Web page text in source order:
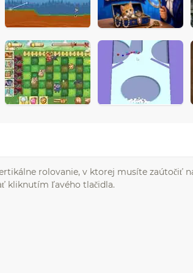
rolovanie, v ktorej musíte zaútočiť
kliknutím ľavého tlačidla.